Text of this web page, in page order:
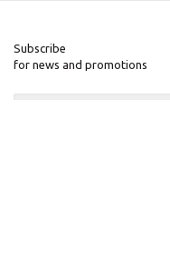
Subscribe
for news and promotions